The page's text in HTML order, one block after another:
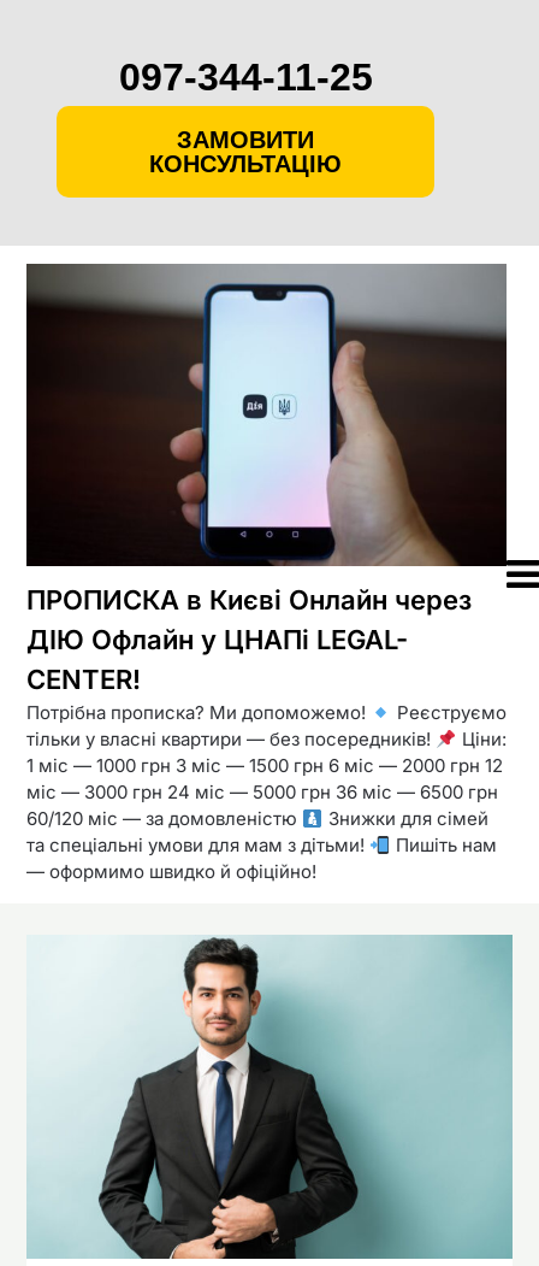
Skip
ПРОПИСКА в Києві Онлайн через
ДІЮ Офлайн у ЦНАПі LEGAL-
CENTER!
Потрібна прописка? Ми допоможемо!
Реєструємо
тільки у власні квартири — без посередників!
Ціни:
1 міс — 1000 грн 3 міс — 1500 грн 6 міс — 2000 грн 12
міс — 3000 грн 24 міс — 5000 грн 36 міс — 6500 грн
60/120 міс — за домовленістю
Знижки для сімей
та спеціальні умови для мам з дітьми!
Пишіть нам
— оформимо швидко й офіційно!
097-344-11-25
ЗАМОВИТИ
КОНСУЛЬТАЦІЮ